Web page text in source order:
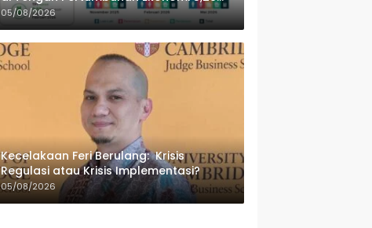
Persen
05/08/2026
Kecelakaan Feri Berulang: Krisis
Regulasi atau Krisis Implementasi?
05/08/2026